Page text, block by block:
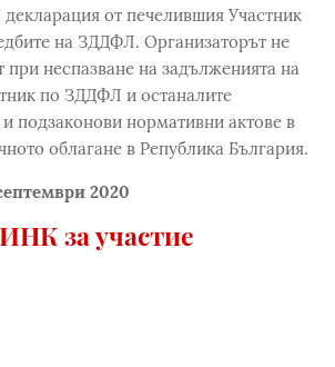
от печелившия Участник
на ЗДДФЛ. Организаторът не
при неспазване на задълженията на
по ЗДДФЛ и останалите
подзаконови нормативни актове в
облагане в Република България.
2020
за участие